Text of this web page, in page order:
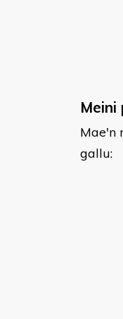
Mae'n
gallu: